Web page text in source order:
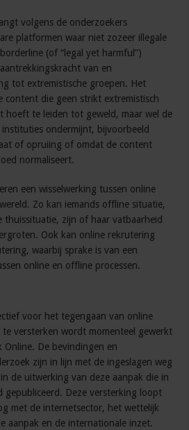
volgens de onderzoekers
platformen waar niet zozeer illegale
(of “legal yet harmful”)
van en
tot extremistische groepen. Het
content die geen strikt extremistisch
hoeft te leiden tot geweld, maar wel de
ondermijnt, bijvoorbeeld
of opruiing of omdat de content
normaliseert.
een wisselwerking tussen online
Zo kan iemands offline situatie,
thuissituatie, zijn of haar vatbaarheid
Ook kan online rekrutering
waarbij sprake is van een
online en offline processen.
voor het tegengaan van online
te versterken wordt momenteel gewerkt
Online. De bevindingen en
zijn in lijn met de ingeslagen weg
de uitwerking van deze aanpak die in
gepubliceerd. Deze versterking loopt
met de internetsector, het wettelijk
aanpak en de internationale inzet.